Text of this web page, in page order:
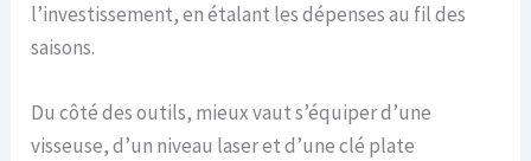
l’investissement, en étalant les dépenses au fil des
saisons.
Du côté des outils, mieux vaut s’équiper d’une
visseuse, d’un niveau laser et d’une clé plate